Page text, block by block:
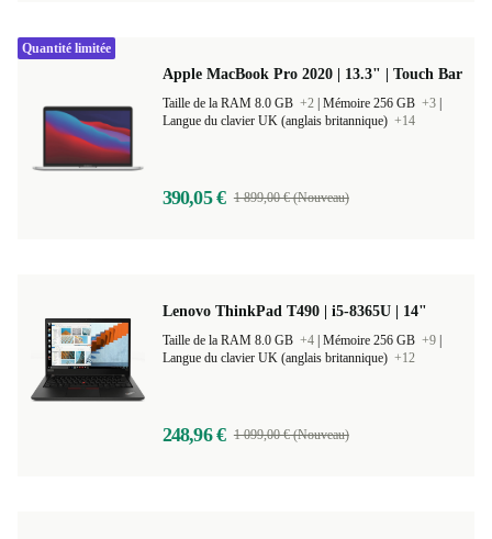
Apple MacBook Pro 2020 | 13.3" | Touch Bar
Taille de la RAM 8.0 GB +2 Mémoire 256 GB +3
Langue du clavier UK (anglais britannique) +14
390,05 € 1 899,00 € (Nouveau)
Quantité limitée
Lenovo ThinkPad T490 | i5-8365U | 14"
Taille de la RAM 8.0 GB +4 Mémoire 256 GB +9
Langue du clavier UK (anglais britannique) +12
248,96 € 1 099,00 € (Nouveau)